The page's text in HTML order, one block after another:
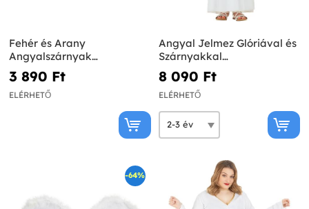
Fehér és Arany
Angyalszárnyak
Gyermekeknek
3 890 Ft‎
ELÉRHETŐ
Angyal Jelmez Glóriával és
Szárnyakkal
Gyermekeknek
8 090 Ft‎
ELÉRHETŐ
-64%